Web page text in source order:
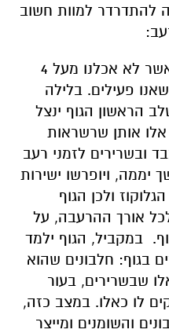
להתדרדר למוות חשוב
הגוף מזהה מצב הרעבה כאשר לא אכלנו מעל 4
פעילים. בלילה
הראשון הגוף ינצל
אלו אותן שרשראות
ובשרירים לזמני רעב
יממה, ויופרשו ישירות
ולכן הגוף
אורך ההרעבה, על
במקביל, הגוף ילמד
בגוף: חלבונים שהוא
שבשרירים, בעור
לו כאלו. במצב כזה,
והשומנים ומייצר